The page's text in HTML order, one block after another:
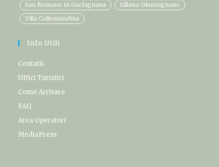
San Romano in Garfagnana
Sillano Giuncugnano
Villa Collemandina
Info Utili
Contatti
Uffici Turistici
Come Arrivare
FAQ
Area Operatori
MediaPress